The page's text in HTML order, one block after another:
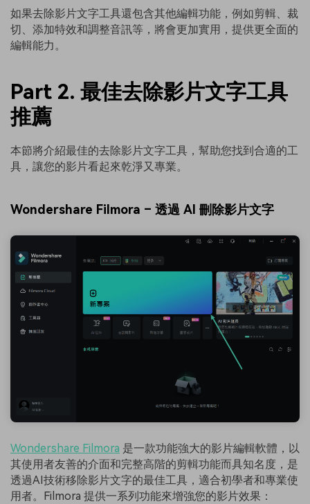
如果去除影片文字工具還包含其他編輯功能，例如剪輯、裁
切、添加特效和調整音訊等，將會更加實用，提供更全面的
編輯能力。
Part 2. 最佳去除影片文字工具
推薦
本節將介紹最佳的去除影片文字工具，幫助您找到合適的工
具，讓您的影片看起來乾淨又專業。
Wondershare Filmora – 透過 AI 刪除影片文字
Wondershare Filmora 是一款功能強大的影片編輯軟體，以
其使用者友善的介面和完整高階的剪輯功能而具知名度，是
透過AI技術移除影片文字的最佳工具，適合初學者和專業使
用者。Filmora 提供一系列功能來增強您的影片效果：